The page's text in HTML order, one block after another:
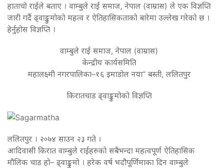
हाताचो राईले बताए । वाम्बुले राई समाज, नेपाल (वाम्रास) ले एक विज्ञप्ति
जारी गर्दै ढ्वाङ्कुमोको महत्व र ऐतिहासिकताको बारेमा उल्लेख गरेको छ ।
हेर्नुहोस विज्ञप्ति ।
वाम्बुले राई समाज, नेपाल (वाम्रास)
केन्द्रीय कार्यसमिति
महालक्ष्मी नगरपालिका–१६ इमाडोल नया“ बस्ती, ललितपुर
किरातचाड ढ्वाङ्कुमोको विज्ञप्ति
ललितपुर । २०७४ साउन २३ गते ।
आदिवासी किरात वाम्बुले राईहरुको सबैभन्दा महत्वपूर्ण ऐतिहासिक
मौलिक चाड हो– ढ्वाङ्कुमो । हरेक वर्ष भदौपूर्णिमाका दिन वाम्बुले